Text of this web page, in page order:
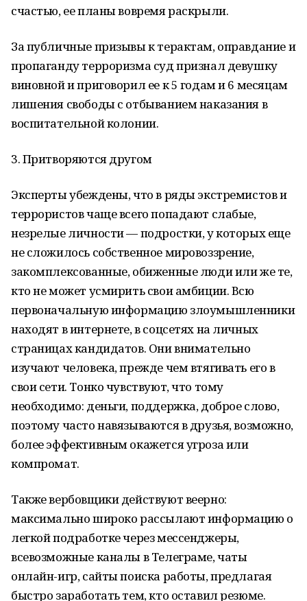
счастью, ее планы вовремя раскрыли.
За публичные призывы к терактам, оправдание и
пропаганду терроризма суд признал девушку
виновной и приговорил ее к 5 годам и 6 месяцам
лишения свободы с отбыванием наказания в
воспитательной колонии.
3. Притворяются другом
Эксперты убеждены, что в ряды экстремистов и
террористов чаще всего попадают слабые,
незрелые личности — подростки, у которых еще
не сложилось собственное мировоззрение,
закомплексованные, обиженные люди или же те,
кто не может усмирить свои амбиции. Всю
первоначальную информацию злоумышленники
находят в интернете, в соцсетях на личных
страницах кандидатов. Они внимательно
изучают человека, прежде чем втягивать его в
свои сети. Тонко чувствуют, что тому
необходимо: деньги, поддержка, доброе слово,
поэтому часто навязываются в друзья, возможно,
более эффективным окажется угроза или
компромат.
Также вербовщики действуют веерно:
максимально широко рассылают информацию о
легкой подработке через мессенджеры,
всевозможные каналы в Телеграме, чаты
онлайн-игр, сайты поиска работы, предлагая
быстро заработать тем, кто оставил резюме.